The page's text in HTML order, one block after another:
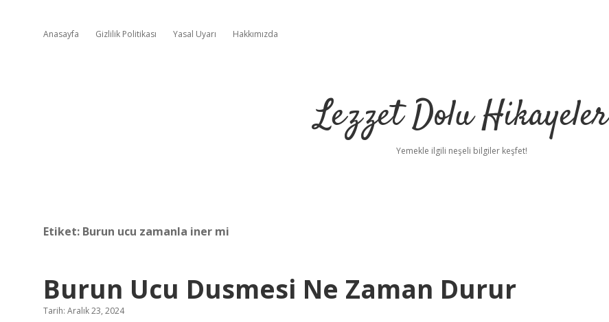
Anasayfa Gizlilik Politikası Yasal Uyarı Hakkımızda
Lezzet Dolu Hikayeler
Yemekle ilgili neşeli bilgiler keşfet!
Etiket: Burun ucu zamanla iner mi
Burun Ucu Dusmesi Ne Zaman Durur
Tarih: Aralık 23, 2024